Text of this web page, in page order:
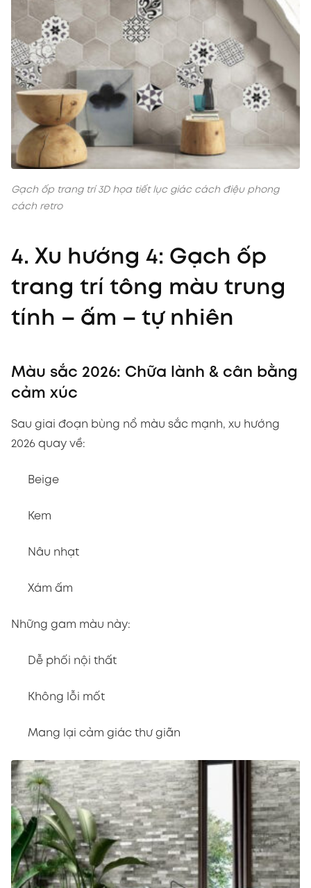
Gạch ốp trang trí 3D họa tiết lục giác cách điệu phong
cách retro
4. Xu hướng 4: Gạch ốp
trang trí tông màu trung
tính – ấm – tự nhiên
Màu sắc 2026: Chữa lành & cân bằng
cảm xúc
Sau giai đoạn bùng nổ màu sắc mạnh, xu hướng
2026 quay về:
Beige
Kem
Nâu nhạt
Xám ấm
Những gam màu này:
Dễ phối nội thất
Không lỗi mốt
Mang lại cảm giác thư giãn